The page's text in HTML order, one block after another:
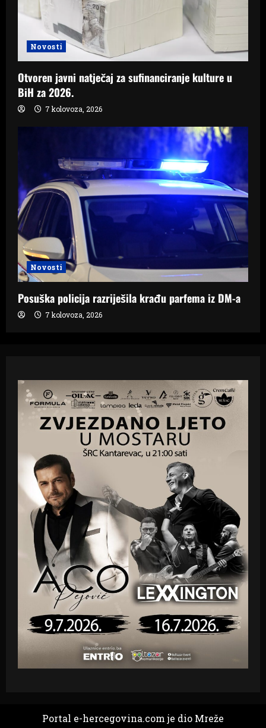
Novosti
Otvoren javni natječaj za sufinanciranje kulture u
BiH za 2026.
7 kolovoza, 2026
Novosti
Posuška policija razriješila krađu parfema iz DM-a
7 kolovoza, 2026
Portal e-hercegovina.com je dio Mreže